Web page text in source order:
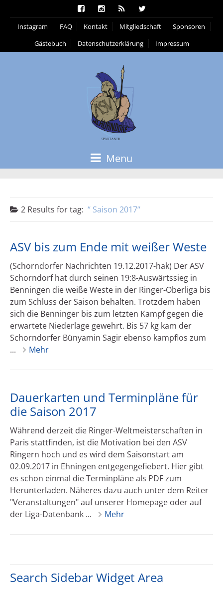
Instagram FAQ Kontakt Mitgliedschaft
Sponsoren
Gästebuch
Datenschutzerklärung Impressum
Menu
2 Results fortag: Saison 2017
ASV bis zum Ende mit weißer Weste
(Schorndorfer Nachrichten 19.12.2017-hak) Der ASV
Schorndorf hat durch seinen 19:8-Auswärtssieg in
Benningen die weiße Weste in der Ringer-Oberliga bis
zum Schluss der Saison behalten. Trotzdem haben
sich die Benninger bis zum letzten Kampf gegen die
erwartete Niederlage gewehrt. Bis 57 kg kam der
Schorndorfer Bünyamin Sagir ebenso kampflos zum
...
Mehr
Dauerkarten und Terminpläne für
die Saison 2017
Während derzeit die Ringer-Weltmeisterschaften in
Paris stattfinden, ist die Motivation bei den ASV
Ringern hoch und es wird dem Saisonstart am
02.09.2017 in Ehningen entgegengefiebert. Hier gibt
es schon einmal die Terminpläne als PDF zum
Herunterladen. Näheres dazu auch unter dem Reiter
"Veranstaltungen" auf unserer Homepage oder auf
der Liga-Datenbank ...
Mehr
Search Sidebar Widget Area